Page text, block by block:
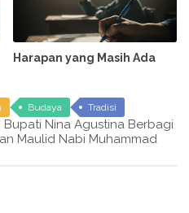
Harapan yang Masih Ada
Budaya Tradisi
Nina Agustina Berbagi
Maulid Nabi Muhammad